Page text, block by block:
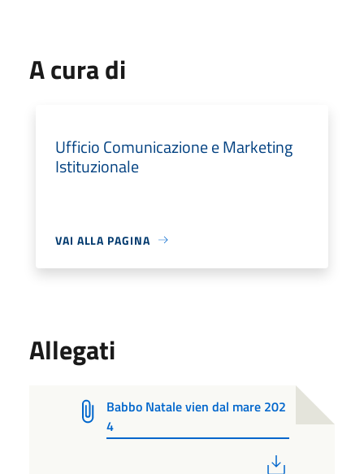
A cura di
Ufficio Comunicazione e Marketing
Istituzionale
VAI ALLA PAGINA
Allegati
Babbo Natale vien dal mare 202
4